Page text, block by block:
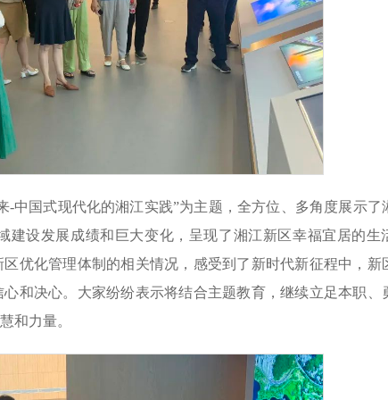
-中国式现代化的湘江实践”为主题，全方位、多角度展示了
建设发展成绩和巨大变化，呈现了湘江新区幸福宜居的生
优化管理体制的相关情况，感受到了新时代新征程中，新
和决心。大家纷纷表示将结合主题教育，继续立足本职、
和力量。